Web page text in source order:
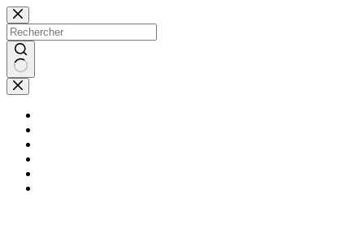
Passer
au
contenu
Aucun
résultat